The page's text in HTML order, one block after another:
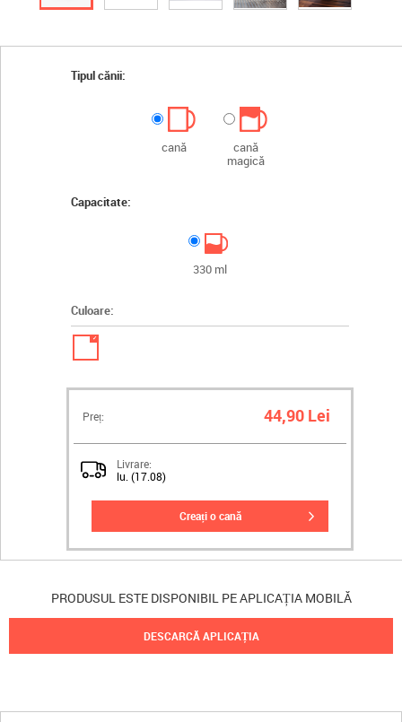
Tipul cănii:
cană
cană
magică
Capacitate:
330 ml
Culoare:
✓
Preț: 44,90 Lei
Livrare:
lu. (17.08)
creați o cană
PRODUSUL ESTE DISPONIBIL PE APLICAȚIA MOBILĂ
DESCARCĂ APLICAȚIA